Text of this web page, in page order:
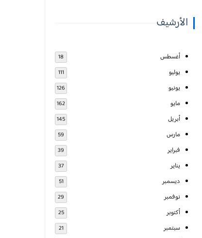
الأرشيف
أغسطس 18
يوليو 111
يونيو 126
مايو 162
أبريل 145
مارس 59
فبراير 39
يناير 37
ديسمبر 51
نوفمبر 29
أكتوبر 25
سبتمبر 21